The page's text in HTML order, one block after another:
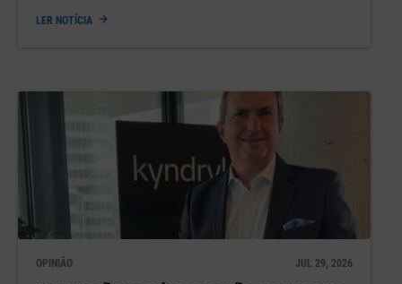
LER NOTÍCIA
OPINIÃO JUL 29, 2026